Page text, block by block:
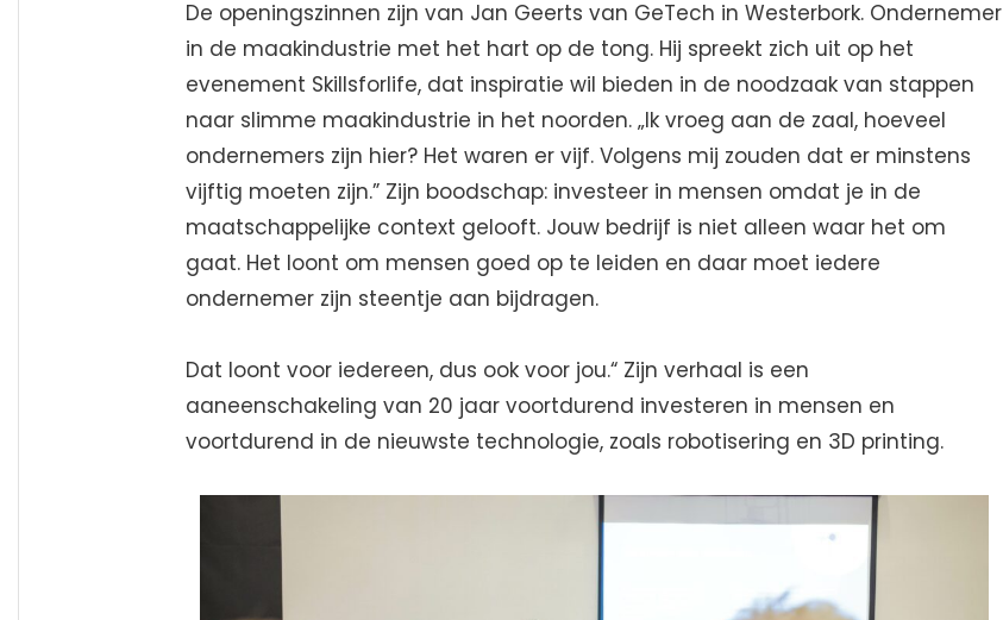
De openingszinnen zijn van Jan Geerts van GeTech in Westerbork. Ondernemer
in de maakindustrie met het hart op de tong. Hij spreekt zich uit op het
evenement Skillsforlife, dat inspiratie wil bieden in de noodzaak van stappen
naar slimme maakindustrie in het noorden. „Ik vroeg aan de zaal, hoeveel
ondernemers zijn hier? Het waren er vijf. Volgens mij zouden dat er minstens
vijftig moeten zijn.” Zijn boodschap: investeer in mensen omdat je in de
maatschappelijke context gelooft. Jouw bedrijf is niet alleen waar het om
gaat. Het loont om mensen goed op te leiden en daar moet iedere
ondernemer zijn steentje aan bijdragen.
Dat loont voor iedereen, dus ook voor jou.“ Zijn verhaal is een
aaneenschakeling van 20 jaar voortdurend investeren in mensen en
voortdurend in de nieuwste technologie, zoals robotisering en 3D printing.